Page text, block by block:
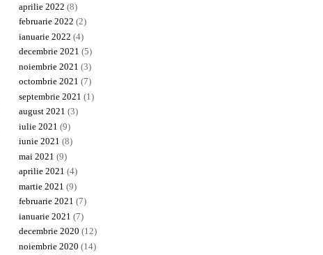
aprilie 2022 (8)
februarie 2022 (2)
ianuarie 2022 (4)
decembrie 2021 (5)
noiembrie 2021 (3)
octombrie 2021 (7)
septembrie 2021 (1)
august 2021 (3)
iulie 2021 (9)
iunie 2021 (8)
mai 2021 (9)
aprilie 2021 (4)
martie 2021 (9)
februarie 2021 (7)
ianuarie 2021 (7)
decembrie 2020 (12)
noiembrie 2020 (14)